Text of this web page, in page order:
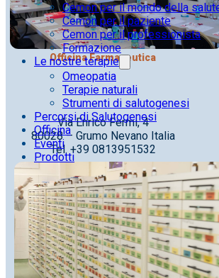
Cemon per il mondo della
Cemon per il paziente
Cemon per il professionista
Formazione
Le nostre terapie
Omeopatia
Terapie naturali
Strumenti di salutogenesi
Percorsi di Salutogenesi
Officina
Eventi
Prodotti
Officina Farmaceutica
Via Enrico Fermi, 4
80028 – Grumo Nevano Italia
Tel. +39 0813951532